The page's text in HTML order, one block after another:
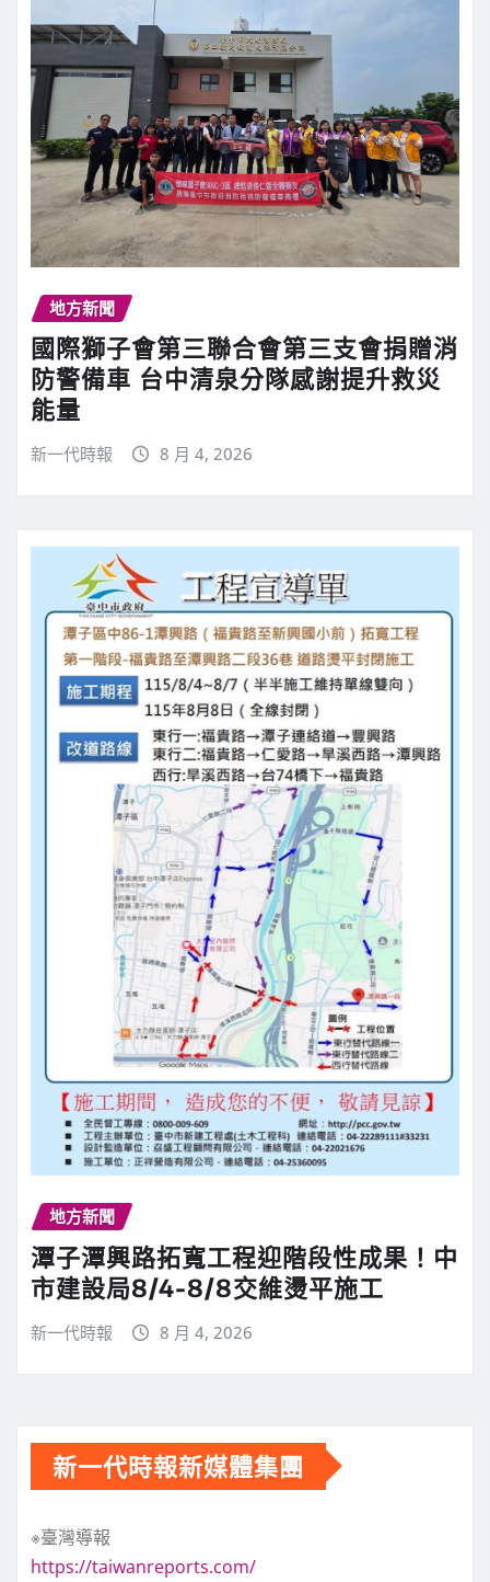
地方新聞
國際獅子會第三聯合會第三支會捐贈消
防警備車 台中清泉分隊感謝提升救災
能量
新一代時報 8 月 4, 2026
地方新聞
潭子潭興路拓寬工程迎階段性成果！中
市建設局8/4-8/8交維燙平施工
新一代時報 8 月 4, 2026
新一代時報新媒體集團
※臺灣導報
https://taiwanreports.com/